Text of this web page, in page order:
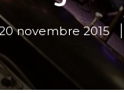
novembre 2015